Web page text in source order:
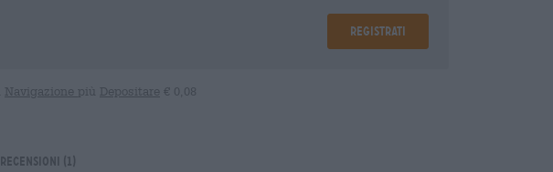
Registrati
Navigazione più Depositare € 0,08
Recensioni (1)